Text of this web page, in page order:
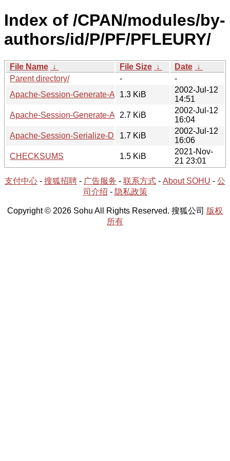
Index of /CPAN/modules/by-
authors/id/P/PF/PFLEURY/
File Name ↓ File Size ↓ Date ↓
Parent directory/
-
-
Apache-Session-Generate-AutoIncrement-0.9.readme
1.3 KiB
2002-Jul-12
14:51
Apache-Session-Generate-AutoIncrement-0.9.tar.gz
2.7 KiB
2002-Jul-12
16:04
Apache-Session-Serialize-Dumper-0.90.tar.gz
1.7 KiB
2002-Jul-12
16:06
CHECKSUMS
1.5 KiB
2021-Nov-
21 23:01
支付中心 - 搜狐招聘 - 广告服务 - 联系方式 - About SOHU - 公
司介绍 - 隐私政策
Copyright © 2026 Sohu All Rights Reserved. 搜狐公司 版权
所有